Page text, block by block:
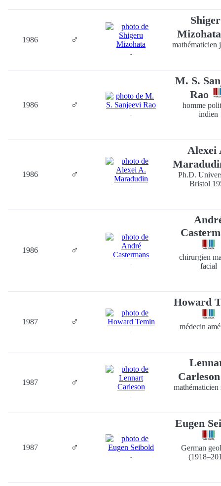
1986 ♂
-
mathématicien
1986 ♂
-
M. S.
Rao
homme
indien
1986 ♂
-
Alexei
Ph.D.
Bristol
1986 ♂
-
chirurgien
facial
1987 ♂
-
Howard
médecin
1987 ♂
-
mathématicien
1987 ♂
-
Eugen
German